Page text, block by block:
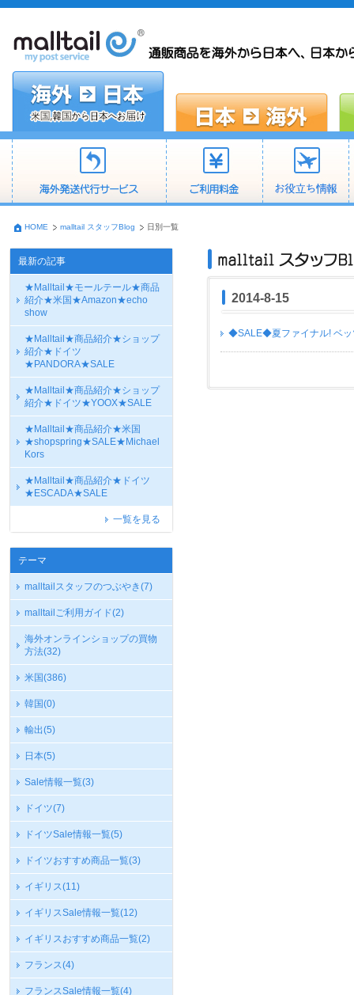
HOME malltail スタッフBlog 日別一覧
最新の記事
★Malltail★モールテール★商品
紹介★米国★Amazon★echo
show
★Malltail★商品紹介★ショップ
紹介★ドイツ
★PANDORA★SALE
★Malltail★商品紹介★ショップ
紹介★ドイツ★YOOX★SALE
★Malltail★商品紹介★米国
★shopspring★SALE★Michael
Kors
★Malltail★商品紹介★ドイツ
★ESCADA★SALE
一覧を見る
テーマ
malltailスタッフのつぶやき(7)
malltailご利用ガイド(2)
海外オンラインショップの買物
方法(32)
米国(386)
韓国(0)
輸出(5)
日本(5)
Sale情報一覧(3)
ドイツ(7)
ドイツSale情報一覧(5)
ドイツおすすめ商品一覧(3)
イギリス(11)
イギリスSale情報一覧(12)
イギリスおすすめ商品一覧(2)
フランス(4)
フランスSale情報一覧(4)
2014-8-15
◆SALE◆夏ファイナル! ベ